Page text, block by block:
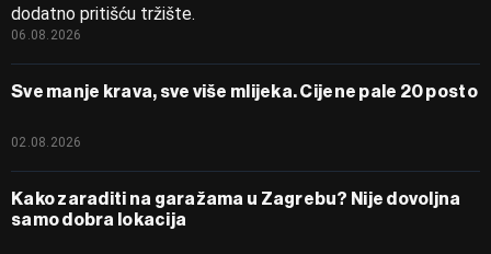
dodatno pritišću tržište.
06.08.2026
Sve manje krava, sve više mlijeka. Cijene pale 20 posto
02.08.2026
Kako zaraditi na garažama u Zagrebu? Nije dovoljna
samo dobra lokacija